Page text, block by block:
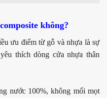
không?
ưu điểm từ gỗ và nhựa là sự
thích dòng cửa nhựa thân
nước 100%, không mối mọt